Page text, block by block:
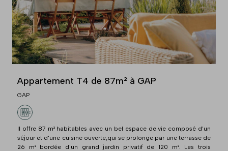
Appartement T4 de 87m² à GAP
GAP
Il offre 87 m² habitables avec un bel espace de vie composé d'un
séjour et d'une cuisine ouverte,qui se prolonge par une terrasse de
26 m² bordée d'un grand jardin privatif de 120 m². Les trois